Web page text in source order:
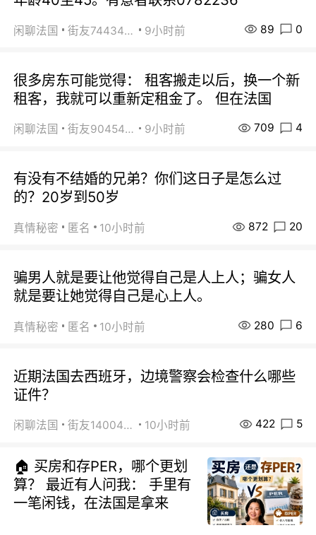
闲聊法国 街友74434350 9小时前 89 0
很多房东可能觉得： 租客搬走以后，换一个新
租客，我就可以重新定租金了。 但在法国
闲聊法国 街友90454511 9小时前 709 4
有没有不结婚的兄弟？你们这日子是怎么过
的？20岁到50岁
真情秘密 匿名 10小时前 872 20
骗男人就是要让他觉得自己是人上人；骗女人
就是要让她觉得自己是心上人。
真情秘密 匿名 10小时前 280 6
近期法国去西班牙，边境警察会检查什么哪些
证件？
闲聊法国 街友14004820 10小时前 422 5
🏠 买房和存PER，哪个更划
算？ 最近有人问我： 手里有
一笔闲钱，在法国是拿来